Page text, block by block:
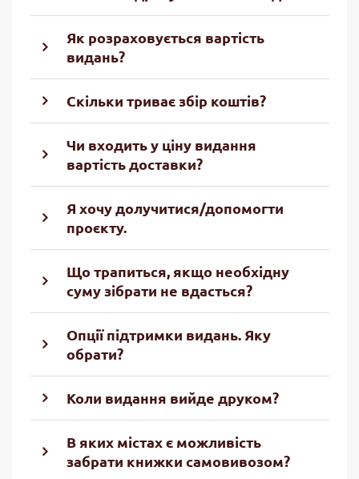
Як розраховується вартість
видань?
Скільки триває збір коштів?
Чи входить у ціну видання
вартість доставки?
Я хочу долучитися/допомогти
проєкту.
Що трапиться, якщо необхідну
суму зібрати не вдасться?
Опції підтримки видань. Яку
обрати?
Коли видання вийде друком?
В яких містах є можливість
забрати книжки самовивозом?